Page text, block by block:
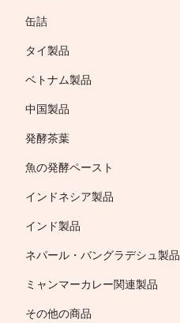
缶詰
タイ製品
ベトナム製品
中国製品
発酵茶葉
魚の発酵ペースト
インドネシア製品
インド製品
ネパール・バングラデシュ製品
ミャンマーカレー関連製品
その他の商品